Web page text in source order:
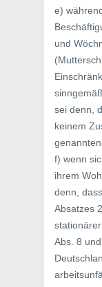
e)
und
sei denn,
keinem
f) wenn
ihrem
denn,
Absatzes
Abs. 8